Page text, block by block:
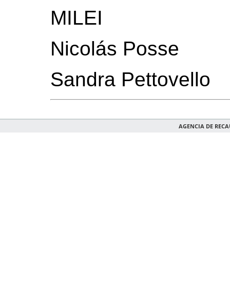
MILEI
Nicolás Posse
Sandra Pettovello
AGENCIA DE